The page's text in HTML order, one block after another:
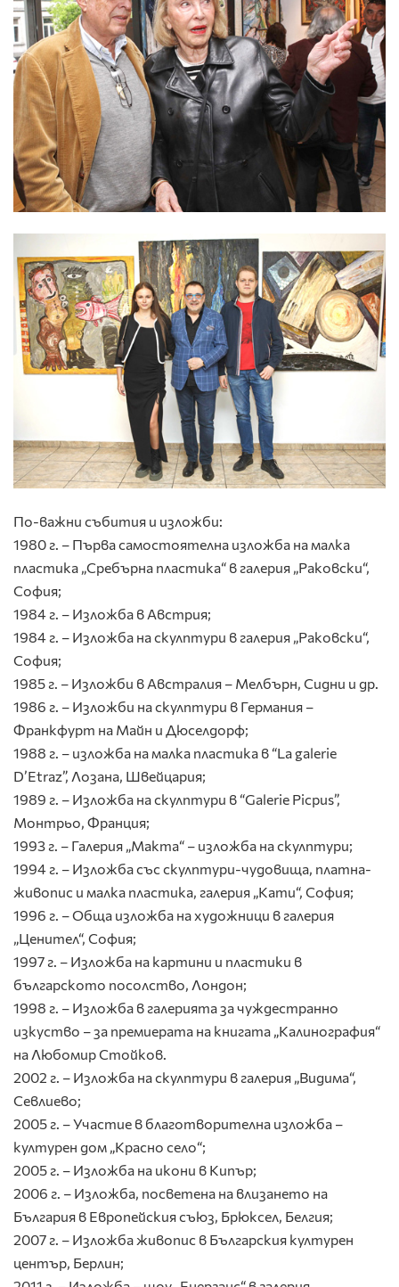
По-важни събития и изложби:
1980 г. – Първа самостоятелна изложба на малка
пластика „Сребърна пластика“ в галерия „Раковски“,
София;
1984 г. – Изложба в Австрия;
1984 г. – Изложба на скулптури в галерия „Раковски“,
София;
1985 г. – Изложби в Австралия – Мелбърн, Сидни и др.
1986 г. – Изложби на скулптури в Германия –
Франкфурт на Майн и Дюселдорф;
1988 г. – изложба на малка пластика в “La galerie
D’Etraz”, Лозана, Швейцария;
1989 г. – Изложба на скулптури в “Galerie Picpus”,
Монтрьо, Франция;
1993 г. – Галерия „Макта“ – изложба на скулптури;
1994 г. – Изложба със скулптури-чудовища, платна-
живопис и малка пластика, галерия „Кати“, София;
1996 г. – Обща изложба на художници в галерия
„Ценител“, София;
1997 г. – Изложба на картини и пластики в
българското посолство, Лондон;
1998 г. – Изложба в галерията за чуждестранно
изкуство – за премиерата на книгата „Калинография“
на Любомир Стойков.
2002 г. – Изложба на скулптури в галерия „Видима“,
Севлиево;
2005 г. – Участие в благотворителна изложба –
културен дом „Красно село“;
2005 г. – Изложба на икони в Кипър;
2006 г. – Изложба, посветена на влизането на
България в Европейския съюз, Брюксел, Белгия;
2007 г. – Изложба живопис в Българския културен
център, Берлин;